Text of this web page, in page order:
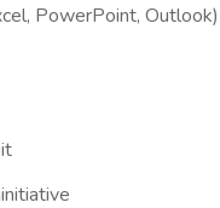
PowerPoint, Outlook)